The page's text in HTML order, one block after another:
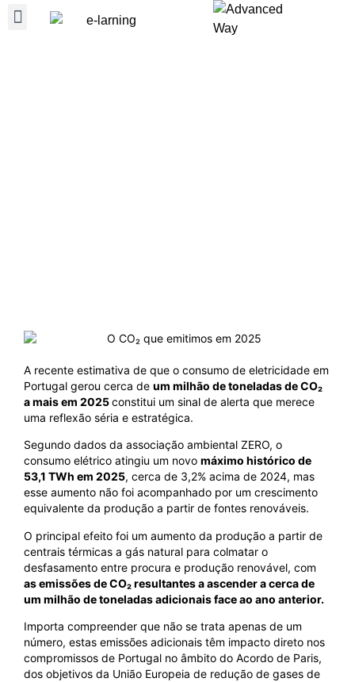
A recente estimativa de que o consumo de eletricidade em
Portugal gerou cerca de um milhão de toneladas de CO₂
a mais em 2025constitui um sinal de alerta que merece
uma reflexão séria e estratégica.
Segundo dados da associação ambiental ZERO, o
consumo elétrico atingiu um novo máximo histórico de
53,1 TWh em 2025, cerca de 3,2% acima de 2024, mas
esse aumento não foi acompanhado por um crescimento
equivalente da produção a partir de fontes renováveis.
O principal efeito foi um aumento da produção a partir de
centrais térmicas a gás natural para colmatar o
desfasamento entre procura e produção renovável, com
as emissões de CO₂ resultantes a ascender a cerca de
um milhão de toneladas adicionais face ao ano anterior.
Importa compreender que não se trata apenas de um
número, estas emissões adicionais têm impacto direto nos
compromissos de Portugal no âmbito do Acordo de Paris,
dos objetivos da União Europeia de redução de gases de